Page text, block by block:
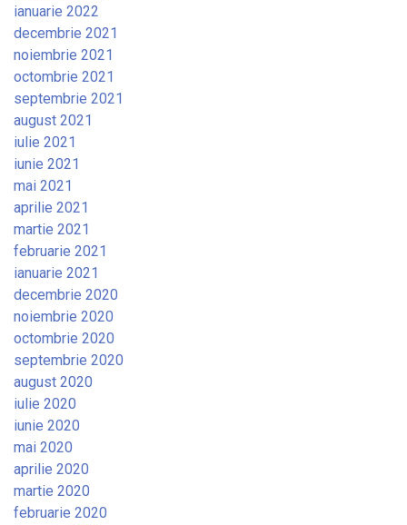
ianuarie 2022
decembrie 2021
noiembrie 2021
octombrie 2021
septembrie 2021
august 2021
iulie 2021
iunie 2021
mai 2021
aprilie 2021
martie 2021
februarie 2021
ianuarie 2021
decembrie 2020
noiembrie 2020
octombrie 2020
septembrie 2020
august 2020
iulie 2020
iunie 2020
mai 2020
aprilie 2020
martie 2020
februarie 2020